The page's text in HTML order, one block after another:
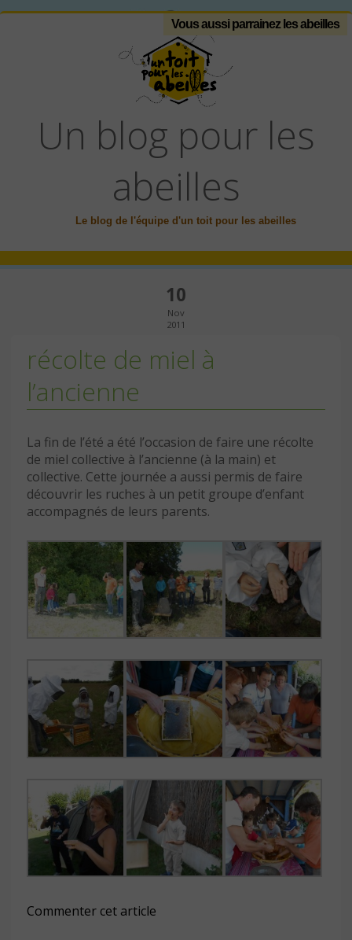
Vous aussi parrainez les abeilles
Un blog pour les
abeilles
Le blog de l'équipe d'un toit pour les abeilles
10
Nov
2011
récolte de miel à
l’ancienne
La fin de l’été a été l’occasion de faire une récolte
de miel collective à l’ancienne (à la main) et
collective. Cette journée a aussi permis de faire
découvrir les ruches à un petit groupe d’enfant
accompagnés de leurs parents.
Commenter cet article